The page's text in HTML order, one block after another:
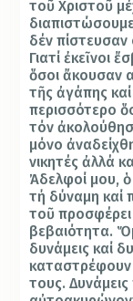
τοῦ Χριστοῦ
δέν
Γιατίἐκεῖνοιἔ
ὅσοιἄκουσαν
τῆςἀγάπης
περισσότεροὅ
τόνἀ
μόνοἀ
νικητέςἀλλά
Ἀδελφοί μου,
τή δύναμη καί
τοῦ προσφέρει
βεβαιότητα. Ὅ
δυνάμεις καί
καταστρέφουν
τους.